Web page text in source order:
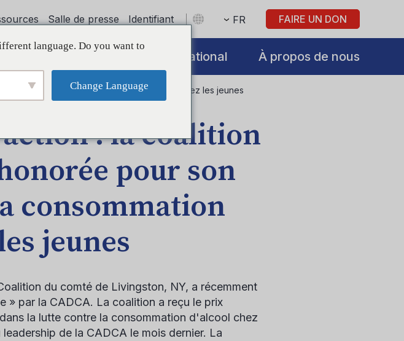
Salle de presse Identifiant FR FAIRE UN DON
Initiatives International À propos de nous
son intérêt pour la consommation d'alcool chez les jeunes
: la coalition
pour son
consommation
jeunes
du comté de Livingston, NY, a récemment
» par la CADCA. La coalition a reçu le prix
la lutte contre la consommation d'alcool chez
de la CADCA le mois dernier. La
language. Do you want to
Change Language